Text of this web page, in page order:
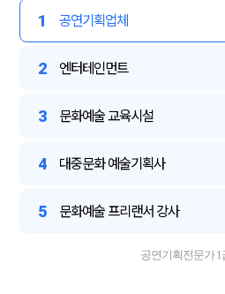
1 공연기획업체
2 엔터테인먼트
3 문화예술 교육시설
4 대중문화 예술기획사
5 문화예술 프리랜서 강사
공연기획전문가